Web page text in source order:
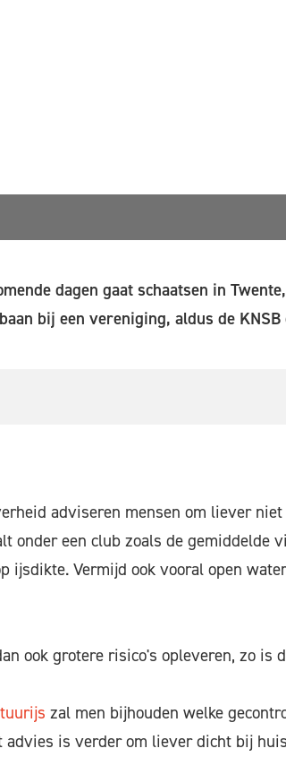
dagen gaat schaatsen in
bij een vereniging, aldus de
adviseren mensen om liever
onder een club zoals de gemiddelde
ijsdikte. Vermijd ook vooral open
ook grotere risico's opleveren, zo is
zal men bijhouden welke
advies is verder om liever dicht bij